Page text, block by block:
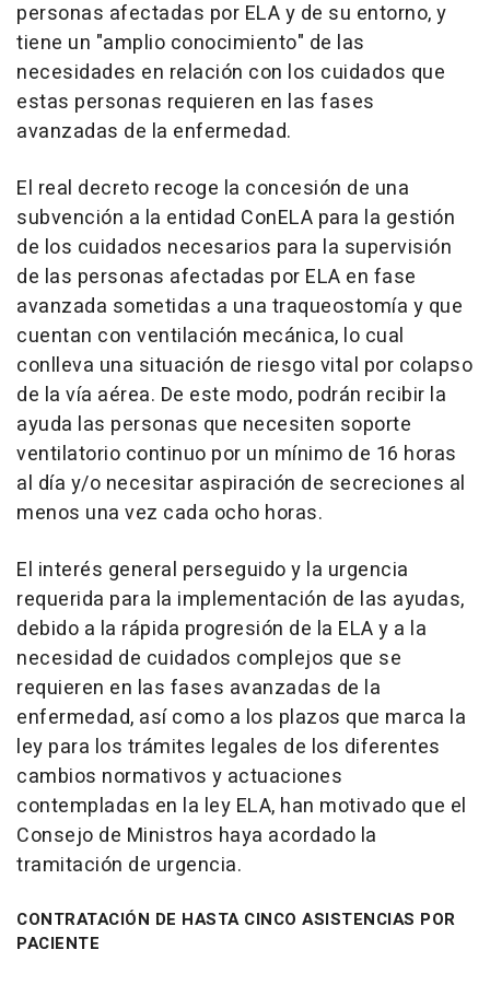
personas afectadas por ELA y de su entorno, y
tiene un "amplio conocimiento" de las
necesidades en relación con los cuidados que
estas personas requieren en las fases
avanzadas de la enfermedad.
El real decreto recoge la concesión de una
subvención a la entidad ConELA para la gestión
de los cuidados necesarios para la supervisión
de las personas afectadas por ELA en fase
avanzada sometidas a una traqueostomía y que
cuentan con ventilación mecánica, lo cual
conlleva una situación de riesgo vital por colapso
de la vía aérea. De este modo, podrán recibir la
ayuda las personas que necesiten soporte
ventilatorio continuo por un mínimo de 16 horas
al día y/o necesitar aspiración de secreciones al
menos una vez cada ocho horas.
El interés general perseguido y la urgencia
requerida para la implementación de las ayudas,
debido a la rápida progresión de la ELA y a la
necesidad de cuidados complejos que se
requieren en las fases avanzadas de la
enfermedad, así como a los plazos que marca la
ley para los trámites legales de los diferentes
cambios normativos y actuaciones
contempladas en la ley ELA, han motivado que el
Consejo de Ministros haya acordado la
tramitación de urgencia.
CONTRATACIÓN DE HASTA CINCO ASISTENCIAS POR
PACIENTE